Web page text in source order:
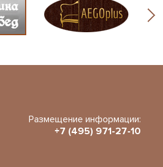
Размещение информации:
+7 (495) 971-27-10